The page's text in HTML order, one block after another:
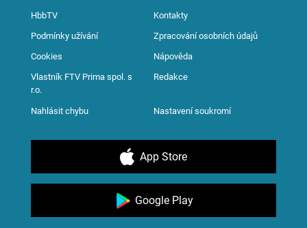
HbbTV Kontakty
Podmínky užívání Zpracování osobních údajů
Cookies Nápověda
Vlastník FTV Prima spol. s
r.o.
Redakce
Nahlásit chybu Nastavení soukromí
App Store
Google Play